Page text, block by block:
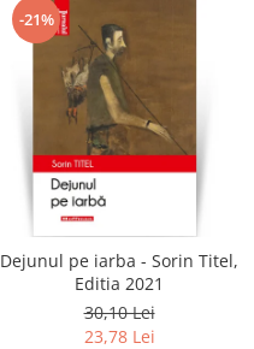
-21%
Dejunul pe iarba - Sorin Titel,
Editia 2021
30,10 Lei
23,78 Lei